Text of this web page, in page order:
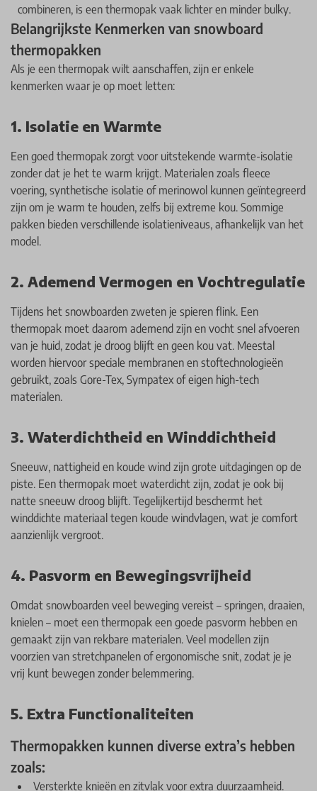
combineren, is een thermopak vaak lichter en minder bulky.
Belangrijkste Kenmerken van snowboard
thermopakken
Als je een thermopak wilt aanschaffen, zijn er enkele
kenmerken waar je op moet letten:
1. Isolatie en Warmte
Een goed thermopak zorgt voor uitstekende warmte-isolatie
zonder dat je het te warm krijgt. Materialen zoals fleece
voering, synthetische isolatie of merinowol kunnen geïntegreerd
zijn om je warm te houden, zelfs bij extreme kou. Sommige
pakken bieden verschillende isolatieniveaus, afhankelijk van het
model.
2. Ademend Vermogen en Vochtregulatie
Tijdens het snowboarden zweten je spieren flink. Een
thermopak moet daarom ademend zijn en vocht snel afvoeren
van je huid, zodat je droog blijft en geen kou vat. Meestal
worden hiervoor speciale membranen en stoftechnologieën
gebruikt, zoals Gore-Tex, Sympatex of eigen high-tech
materialen.
3. Waterdichtheid en Winddichtheid
Sneeuw, nattigheid en koude wind zijn grote uitdagingen op de
piste. Een thermopak moet waterdicht zijn, zodat je ook bij
natte sneeuw droog blijft. Tegelijkertijd beschermt het
winddichte materiaal tegen koude windvlagen, wat je comfort
aanzienlijk vergroot.
4. Pasvorm en Bewegingsvrijheid
Omdat snowboarden veel beweging vereist – springen, draaien,
knielen – moet een thermopak een goede pasvorm hebben en
gemaakt zijn van rekbare materialen. Veel modellen zijn
voorzien van stretchpanelen of ergonomische snit, zodat je je
vrij kunt bewegen zonder belemmering.
5. Extra Functionaliteiten
Thermopakken kunnen diverse extra’s hebben
zoals:
Versterkte knieën en zitvlak voor extra duurzaamheid.